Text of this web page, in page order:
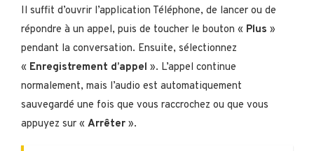
Il suffit d’ouvrir l’application Téléphone, de lancer ou de
répondre à un appel, puis de toucher le bouton « Plus »
pendant la conversation. Ensuite, sélectionnez
« Enregistrement d’appel ». L’appel continue
normalement, mais l’audio est automatiquement
sauvegardé une fois que vous raccrochez ou que vous
appuyez sur « Arrêter ».